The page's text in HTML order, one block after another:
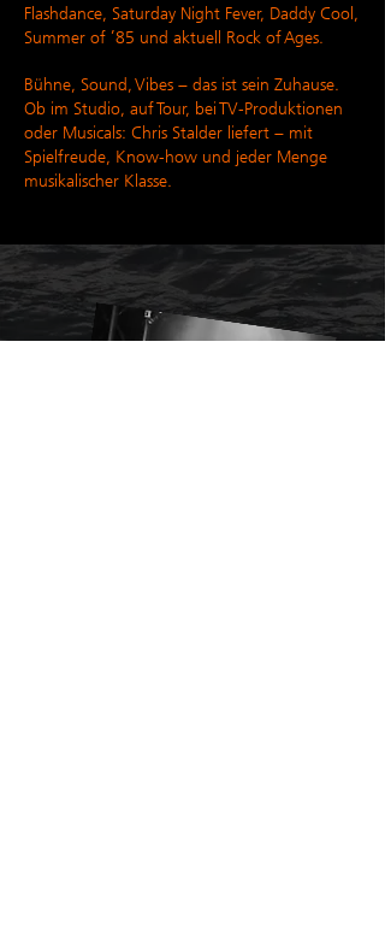
Flashdance, Saturday Night Fever, Daddy Cool,
Summer of ’85 und aktuell Rock of Ages.
Bühne, Sound, Vibes – das ist sein Zuhause.
​Ob im Studio, auf Tour, bei TV-Produktionen
oder Musicals: Chris Stalder liefert – mit
Spielfreude, Know-how und jeder Menge
musikalischer Klasse.